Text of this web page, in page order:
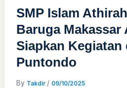
SMP Islam
Baruga Makassar
Siapkan Kegiatan
Puntondo
By Takdir / 09/10/2025